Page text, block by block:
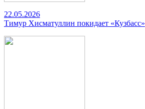
22.05.2026
Тимур Хисматуллин покидает «Кузбасс»